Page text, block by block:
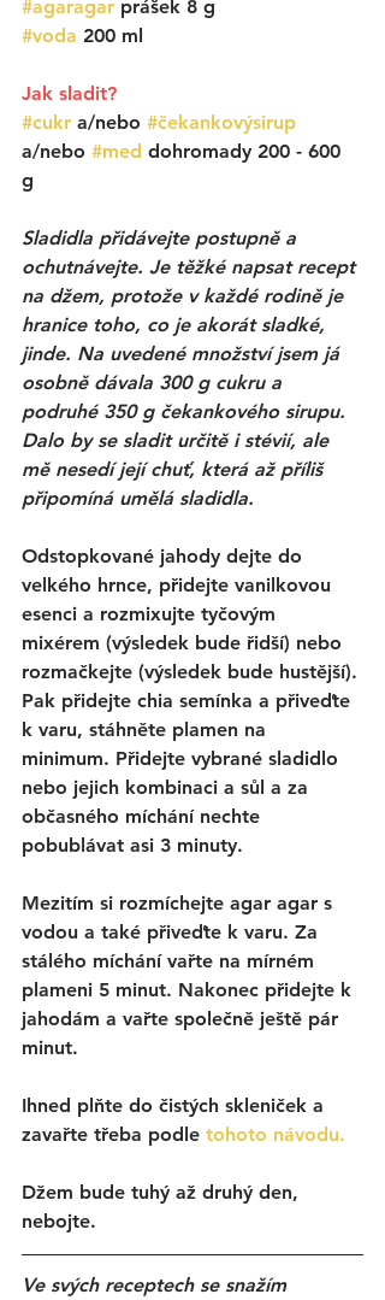
#agaragar prášek 8 g
#voda 200 ml
Jak sladit?
#cukr a/nebo #čekankovýsirup
a/nebo #med dohromady 200 - 600
g
Sladidla přidávejte postupně a
ochutnávejte. Je těžké napsat recept
na džem, protože v každé rodině je
hranice toho, co je akorát sladké,
jinde. Na uvedené množství jsem já
osobně dávala 300 g cukru a
podruhé 350 g čekankového sirupu.
Dalo by se sladit určitě i stévií, ale
mě nesedí její chuť, která až příliš
připomíná umělá sladidla.
Odstopkované jahody dejte do
velkého hrnce, přidejte vanilkovou
esenci a rozmixujte tyčovým
mixérem (výsledek bude řidší) nebo
rozmačkejte (výsledek bude hustější).
Pak přidejte chia semínka a přiveďte
k varu, stáhněte plamen na
minimum. Přidejte vybrané sladidlo
nebo jejich kombinaci a sůl a za
občasného míchání nechte
pobublávat asi 3 minuty.
Mezitím si rozmíchejte agar agar s
vodou a také přiveďte k varu. Za
stálého míchání vařte na mírném
plameni 5 minut. Nakonec přidejte k
jahodám a vařte společně ještě pár
minut.
Ihned plňte do čistých skleniček a
zavařte třeba podle tohoto návodu.
Džem bude tuhý až druhý den,
nebojte.
Ve svých receptech se snažím